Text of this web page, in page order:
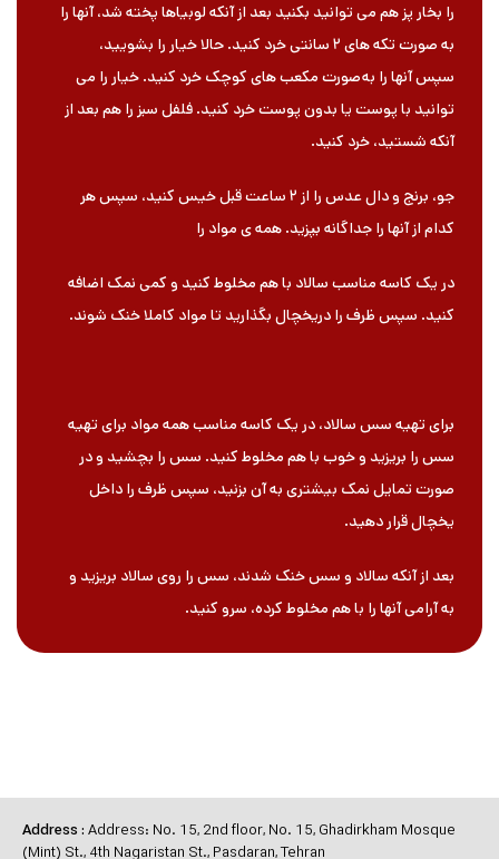
را بخار پز هم می توانید بکنید بعد از آنکه لوبیاها پخته شد، آنها را
به صورت تکه های ۲ سانتی خرد کنید. حالا خیار را بشویید،
سپس آنها را به صورت مکعب های کوچک خرد کنید. خیار را می
توانید با پوست یا بدون پوست خرد کنید. فلفل سبز را هم بعد از
آنکه شستید، خرد کنید.
جو، برنج و دال عدس را از ۲ ساعت قبل خیس کنید، سپس هر
کدام از آنها را جداگانه بپزید. همه ی مواد را
در یک کاسه مناسب سالاد با هم مخلوط کنید و کمی نمک اضافه
کنید. سپس ظرف را دریخچال بگذارید تا مواد کاملا خنک شوند.
برای تهیه سس سالاد، در یک کاسه مناسب همه مواد برای تهیه
سس را بریزید و خوب با هم مخلوط کنید. سس را بچشید و در
صورت تمایل نمک بیشتری به آن بزنید، سپس ظرف را داخل
یخچال قرار دهید.
بعد از آنکه سالاد و سس خنک شدند، سس را روی سالاد بریزید و
به آرامی آنها را با هم مخلوط کرده، سرو کنید.
Address : Address: No. 15, 2nd floor, No. 15, Ghadirkham Mosque
(Mint) St., 4th Nagaristan St., Pasdaran, Tehran